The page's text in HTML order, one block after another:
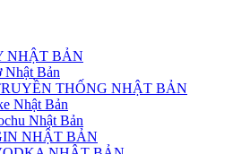
NHẬT BẢN
Nhật Bản
THỐNG NHẬT BẢN
Nhật Bản
Nhật Bản
NHẬT BẢN